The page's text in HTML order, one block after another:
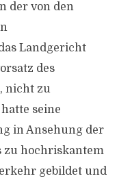
der von den
Landgericht
des
nicht zu
seine
in Ansehung der
zu hochriskantem
gebildet und